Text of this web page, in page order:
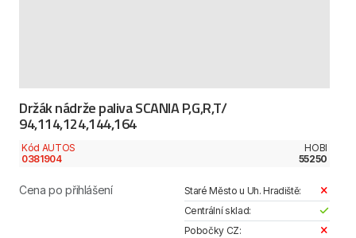
Držák nádrže paliva SCANIA P,G,R,T/
94,114,124,144,164
Kód AUTOS
0381904
HOBI
55250
Cena po přihlášení
Staré Město u Uh. Hradiště:
Centrální sklad:
Pobočky CZ: